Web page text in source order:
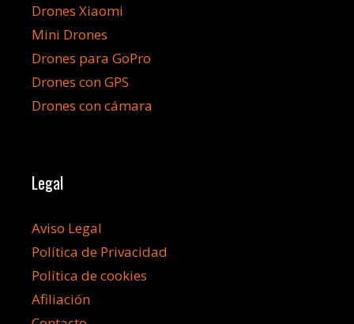
Drones Xiaomi
Mini Drones
Drones para GoPro
Drones con GPS
Drones con cámara
Legal
Aviso Legal
Política de Privacidad
Política de cookies
Afiliación